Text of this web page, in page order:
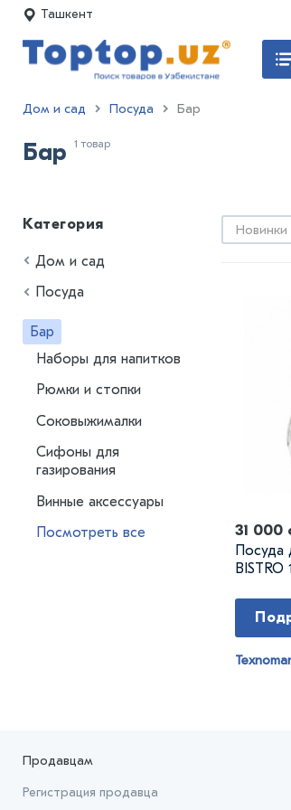
Ташкент
Дом и сад Посуда Бар
Бар 1 товар
Категория
Дом и сад
Посуда
Бар
Наборы для напитков
Рюмки и стопки
Соковыжималки
Сифоны для
газирования
Винные аксессуары
Посмотреть все
Новинки
31 000
Посуда
Продавцам
Регистрация продавца